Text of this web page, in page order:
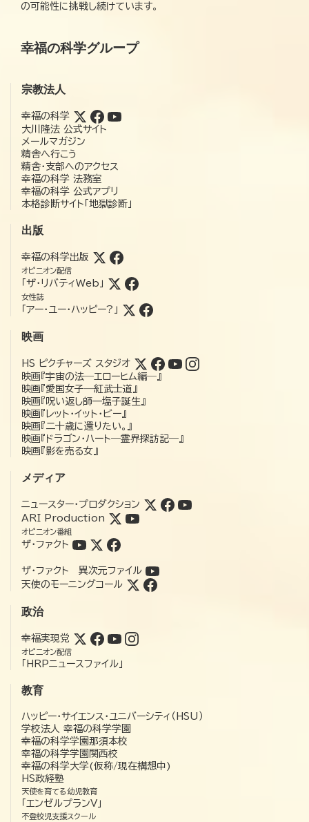
の可能性に挑戦し続けています。
幸福の科学グループ
宗教法人
幸福の科学
大川隆法 公式サイト
メールマガジン
精舎へ行こう
精舎・支部へのアクセス
幸福の科学 法務室
幸福の科学 公式アプリ
本格診断サイト「地獄診断」
出版
幸福の科学出版
オピニオン配信
「ザ・リバティWeb」
女性誌
「アー・ユー・ハッピー?」
映画
HS ピクチャーズ スタジオ
映画『宇宙の法―エローヒム編―』
映画『愛国女子―紅武士道』
映画『呪い返し師—塩子誕生』
映画『レット・イット・ビー』
映画『二十歳に還りたい。』
映画『ドラゴン・ハート―霊界探訪記―』
映画『影を売る女』
メディア
ニュースター・プロダクション
ARI Production
オピニオン番組
ザ・ファクト
ザ・ファクト 異次元ファイル
天使のモーニングコール
政治
幸福実現党
オピニオン配信
「HRPニュースファイル」
教育
ハッピー・サイエンス・ユニバーシティ（HSU）
学校法人 幸福の科学学園
幸福の科学学園那須本校
幸福の科学学園関西校
幸福の科学大学(仮称/現在構想中)
HS政経塾
天使を育てる幼児教育
「エンゼルプランV」
不登校児支援スクール